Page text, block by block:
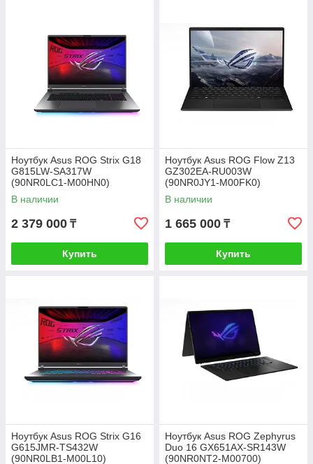
Ноутбук Asus ROG Strix G18
G815LW-SA317W
(90NR0LC1-M00HN0)
В наличии
2 379 000 ₸
Купить
Ноутбук Asus ROG Flow Z13
GZ302EA-RU003W
(90NR0JY1-M00FK0)
В наличии
1 665 000 ₸
Купить
Ноутбук Asus ROG Strix G16
G615JMR-TS432W
(90NR0LB1-M00L10)
Ноутбук Asus ROG Zephyrus
Duo 16 GX651AX-SR143W
(90NR0NT2-M00700)